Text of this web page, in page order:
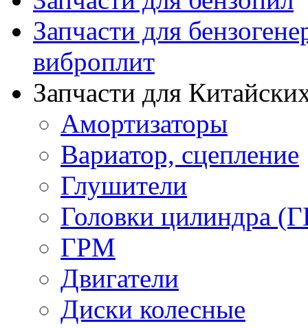
Запчасти для
виброплит
Запчасти для
Амортизаторы
Вариатор, сцепление
Глушители
Головки цилиндра
ГРМ
Двигатели
Диски колесные